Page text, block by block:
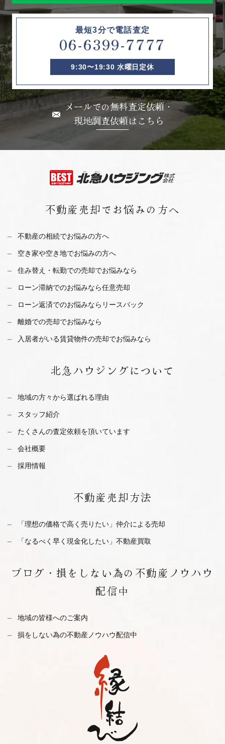
最短3分で電話査定
06-6399-7777
9:30〜19:30 水曜日定休
メールでの無料査定依頼・
現地調査依頼はこちら
不動産売却で お悩みの方へ
不動産の相続でお悩みの方へ
空き家や空き地でお悩みの方へ
住み替え・転勤での売却でお悩みなら
ローン滞納でのお悩みなら任意売却
ローン返済でのお悩みならリースバック
離婚での売却でお悩みなら
入居者がいる賃貸物件の売却でお悩みなら
北急ハウジングについて
地域の方々から選ばれる理由
スタッフ紹介
たくさんの査定依頼を頂いています
会社概要
採用情報
不動産 売却方法
「理想の価格で高く売りたい」仲介による売却
「なるべく早く現金化したい」不動産買取
ブログ・ 損をしない為の不動産ノウハウ
配信中
地域の皆様へのご案内
損をしない為の不動産ノウハウ配信中